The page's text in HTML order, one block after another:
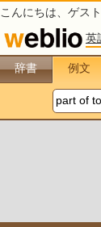
こんにちは、 ゲスト
英
辞書 例文